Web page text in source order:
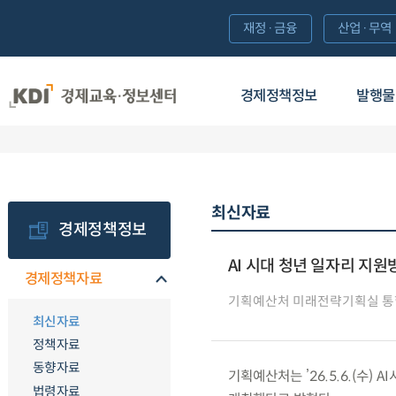
경제정책정보 발행물
재정·금융 산업·무역
경제정책정보
경제정책자료
최신자료
정책자료
동향자료
법령자료
최신자료
AI 시대 청년 일자리 지원
기획예산처 미래전략기획실
기획예산처는 ’26.5.6.(수) AI